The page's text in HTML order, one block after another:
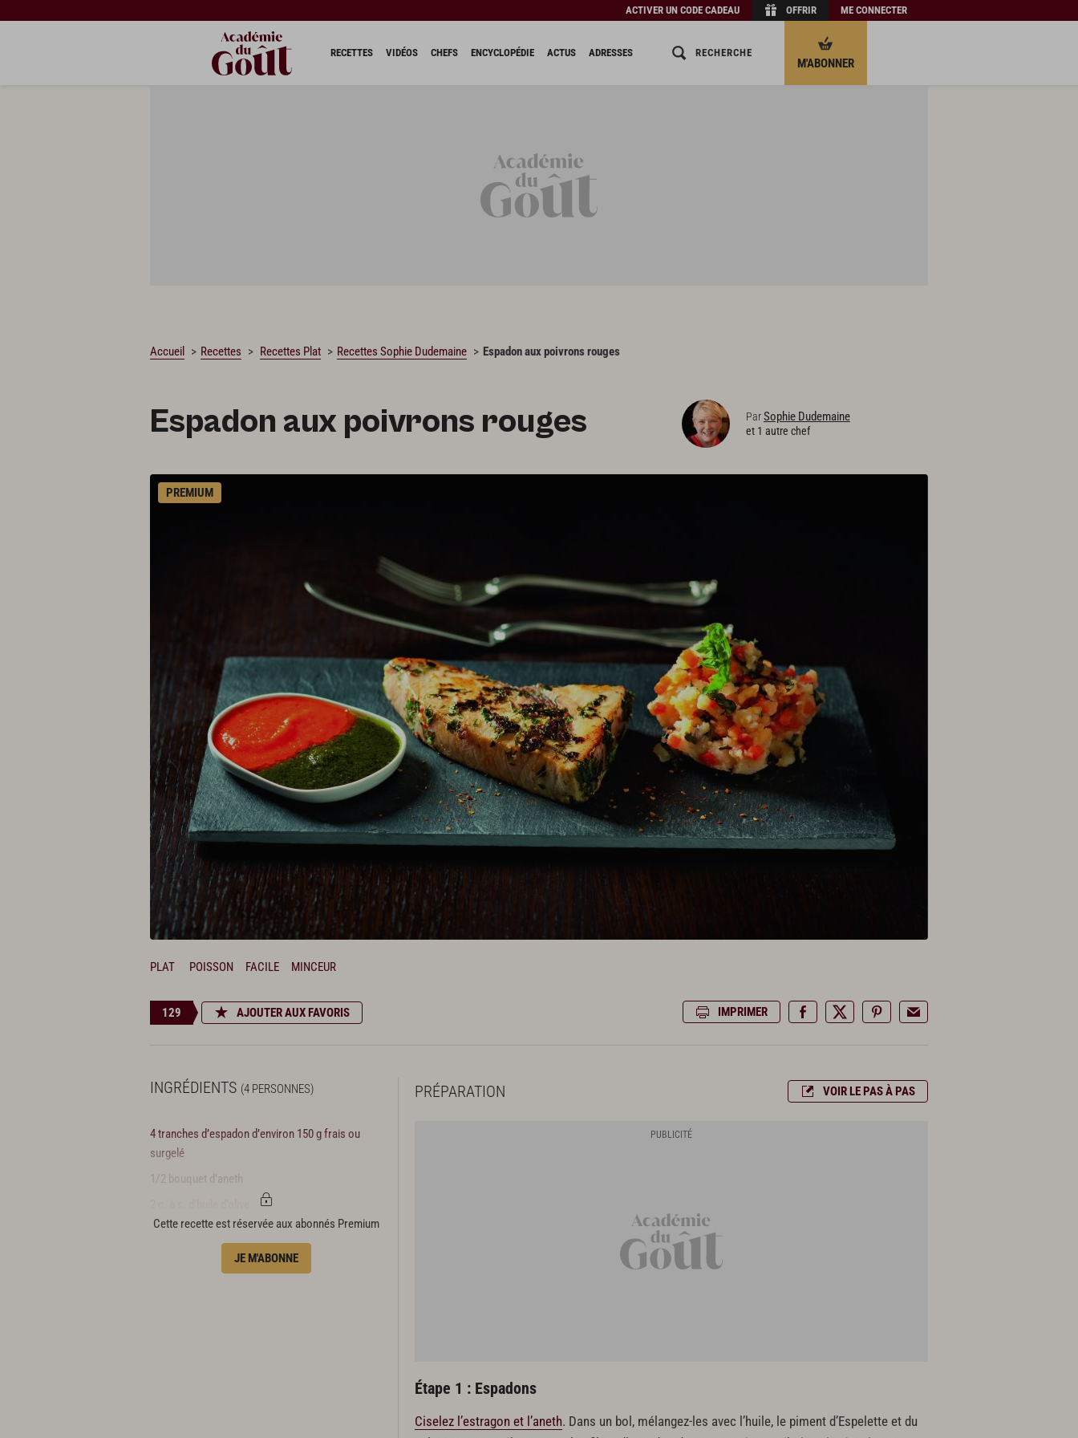
ACTIVER UN CODE CADEAU OFFRIR ME CONNECTER
RECETTES VIDÉOS CHEFS ENCYCLOPÉDIE ACTUS ADRESSES RECHERCHE
M'ABONNER
Accueil Recettes Recettes Plat Recettes Sophie Dudemaine Espadon aux poivrons rouges
Espadon aux poivrons rouges ParSophie Dudemaine
et 1 autre chef
PREMIUM
PLAT POISSON FACILE MINCEUR
129 AJOUTER AUX FAVORIS IMPRIMER
INGRÉDIENTS (4 PERSONNES)
4 tranches d’espadon d’environ 150 g frais ou
surgelé
1/2 bouquet d’aneth
1/2 bouquet d’estragon
1 c. à c. de piment d’Espelette
Cette recette est réservée aux abonnés Premium
JE M'ABONNE
PRÉPARATION VOIR LE PAS À PAS
Étape 1 : Espadons
Ciselez l’estragon et l’aneth. Dans un bol, mélangez-les avec l’huile, le piment d’Espelette et du
CHARGEMENT…